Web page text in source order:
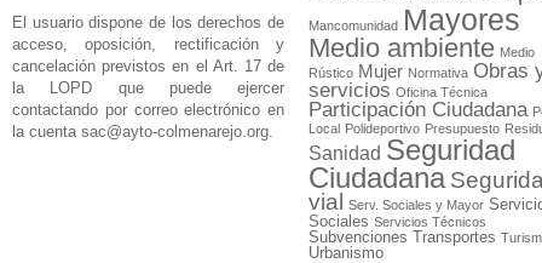
El usuario dispone de los derechos de
acceso, oposición, rectificación y
cancelación previstos en el Art. 17 de
la LOPD que puede ejercer
contactando por correo electrónico en
la cuenta sac@ayto-colmenarejo.org.
Mancomunidad Mayores
Medio ambiente Medio
Rústico Mujer Normativa Obras
servicios Oficina Técnica
Participación Ciudadana
Local Polideportivo Presupuesto
Sanidad Seguridad
Ciudadana
vial
Serv. Sociales y Mayor
Sociales Servicios Técnicos
Subvenciones Transportes
Urbanismo